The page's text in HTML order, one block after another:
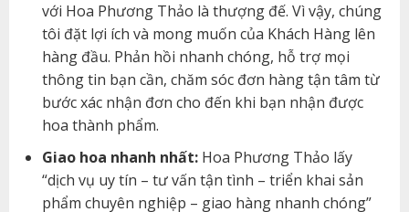
với Hoa Phương Thảo là thượng đế. Vì vậy, chúng
tôi đặt lợi ích và mong muốn của Khách Hàng lên
hàng đầu. Phản hồi nhanh chóng, hỗ trợ mọi
thông tin bạn cần, chăm sóc đơn hàng tận tâm từ
bước xác nhận đơn cho đến khi bạn nhận được
hoa thành phẩm.
Giao hoa nhanh nhất:Hoa Phương Thảo lấy
“dịch vụ uy tín – tư vấn tận tình – triển khai sản
phẩm chuyên nghiệp – giao hàng nhanh chóng”